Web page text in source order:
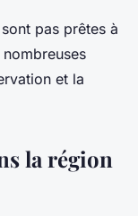
pas prêtes à
et la
la région